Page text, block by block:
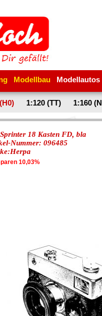
Modellbau Modellautos
1:120 (TT) 1:160
18 Kasten FD, bla
Nummer: 096485
10,03%